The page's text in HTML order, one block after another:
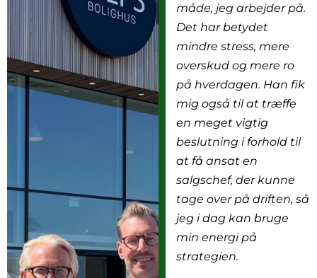
måde, jeg arbejder på.
Det har betydet
mindre stress, mere
overskud og mere ro
på hverdagen. Han fik
mig også til at træffe
en meget vigtig
beslutning i forhold til
at få ansat en
salgschef, der kunne
tage over på driften, så
jeg i dag kan bruge
min energi på
strategien.